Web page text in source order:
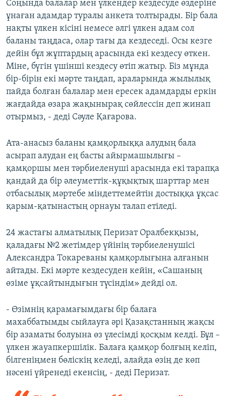
Соңында балалар мен үлкендер кездесуде өздеріне
ұнаған адамдар туралы анкета толтырады. Бір бала
нақты үлкен кісіні немесе әлгі үлкен адам сол
баланы таңдаса, олар тағы да кездеседі. Осы кезге
дейін бұл жұптардың арасында екі кездесу өткен.
Міне, бүгін үшінші кездесу өтіп жатыр. Біз мұнда
бір-бірін екі мәрте таңдап, араларында жылылық
пайда болған балалар мен ересек адамдарды еркін
жағдайда өзара жақынырақ сөйлессін деп жинап
отырмыз, - деді Сәуле Қағарова.
Ата-анасыз баланы қамқорлыққа алудың бала
асырап алудан ең басты айырмашылығы –
қамқоршы мен тәрбиеленуші арасында екі тарапқа
қандай да бір әлеуметтік-құқықтық шарттар мен
отбасылық мәртебе міндеттемейтін достыққа ұқсас
қарым-қатынастың орнауы талап етіледі.
24 жастағы алматылық Перизат Оралбекқызы,
қаладағы №2 жетімдер үйінің тәрбиеленушісі
Александра Токареваны қамқорлығына алғанын
айтады. Екі мәрте кездесуден кейін, «Сашаның
өзіме ұқсайтындығын түсіндім» дейді ол.
- Өзімнің қарамағымдағы бір балаға
махаббатымды сыйлауға әрі Қазақстанның жақсы
бір азаматы болуына өз үлесімді қосқым келді. Бұл –
үлкен жауапкершілік. Балаға қамқор болғың келіп,
білгеніңмен бөліскің келеді, алайда өзің де көп
нәсені үйренеді екенсің, - деді Перизат.